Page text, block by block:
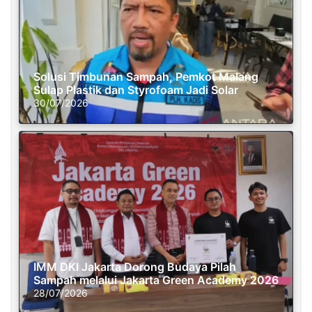
Solusi Timbunan Sampah, Pemkot Malang
Sulap Plastik dan Styrofoam Jadi Solar
30/07/2026
IMM DKI Jakarta Dorong Budaya Pilah
Sampah melalui Jakarta Green Academy 2026
28/07/2026